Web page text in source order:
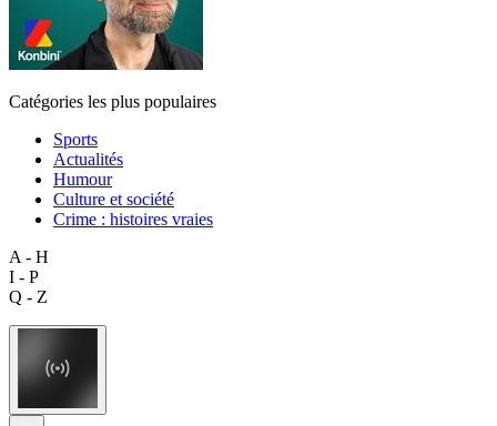
Catégories les plus populaires
Sports
Actualités
Humour
Culture et société
Crime : histoires vraies
A - H
I - P
Q - Z